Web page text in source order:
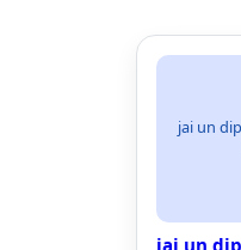
jai un
jai un